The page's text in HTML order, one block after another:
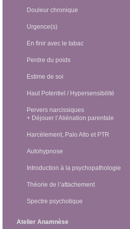
Douleur chronique
Urgence(s)
En finir avec le tabac
Perdre du poids
Estime de soi
Haut Potentiel / Hypersensibilité
Pervers narcissiques
+ Déjouer l’Aliénation parentale
Harcèlement, Palo Alto et PTR
Autohypnose
Introduction à la psychopathologie
Théorie de l’attachement
Spectre psychotique
Atelier Anamnèse